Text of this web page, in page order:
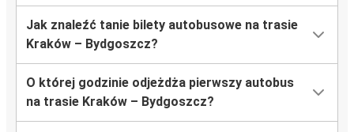
Jak znaleźć tanie bilety autobusowe na trasie
Kraków – Bydgoszcz?
O której godzinie odjeżdża pierwszy autobus
na trasie Kraków – Bydgoszcz?